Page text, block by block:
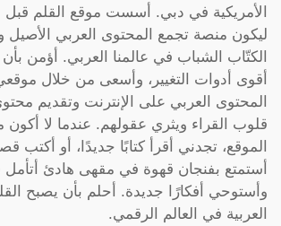
الأمريكية في دبي. أسست موقع القلم
ليكون منصة تجمع المحتوى العربي الأصيل
الكتّاب الشباب في عالمنا العربي. أؤمن
أقوى أدوات التغيير، وأسعى من خلال
المحتوى العربي على الإنترنت وتقديم
قلوب القراء ويثري عقولهم. عندما لا أكون
الموقع، تجدني أقرأ كتابًا جديدًا، أو أكتب
أستمتع بفنجان قهوة في مقهى هادئ أتأمل
وأستوحي أفكارًا جديدة. أحلم بأن يصبح
العربية في العالم الرقمي.